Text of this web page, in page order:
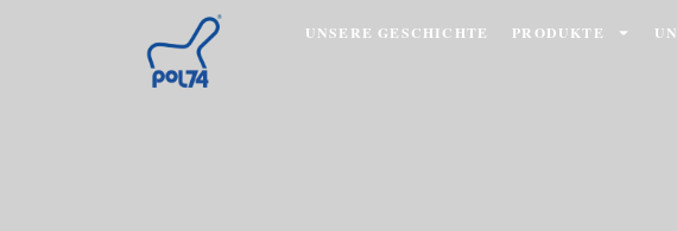
UNSERE GESCHICHTE PRODUKTE